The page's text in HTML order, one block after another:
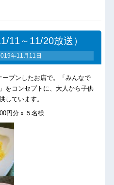
11～11/20放送）
年11月11日
プンしたお店で。「みんなで
をコンセプトに、大人から子供
しています。
円分ｘ５名様